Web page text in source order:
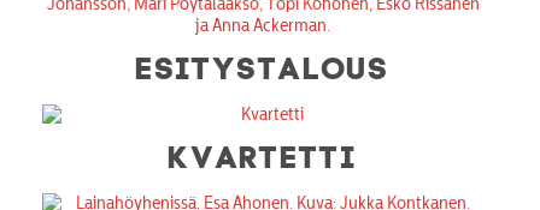
ESITYSTALOUS
KVARTETTI